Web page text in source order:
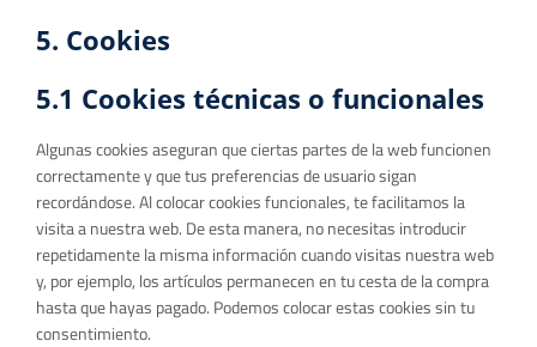
5. Cookies
5.1 Cookies técnicas o funcionales
Algunas cookies aseguran que ciertas partes de la web funcionen
correctamente y que tus preferencias de usuario sigan
recordándose. Al colocar cookies funcionales, te facilitamos la
visita a nuestra web. De esta manera, no necesitas introducir
repetidamente la misma información cuando visitas nuestra web
y, por ejemplo, los artículos permanecen en tu cesta de la compra
hasta que hayas pagado. Podemos colocar estas cookies sin tu
consentimiento.